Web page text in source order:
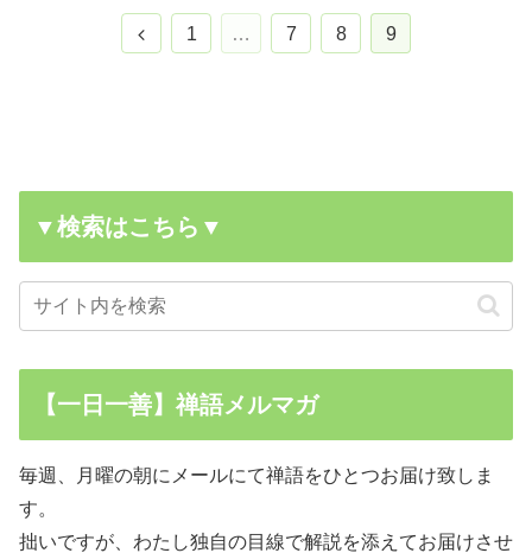
前
1 … 7 8 9
▼検索はこちら▼
【一日一善】禅語メルマガ
毎週、月曜の朝にメールにて禅語をひとつお届け致しま
す。
拙いですが、わたし独自の目線で解説を添えてお届けさせ